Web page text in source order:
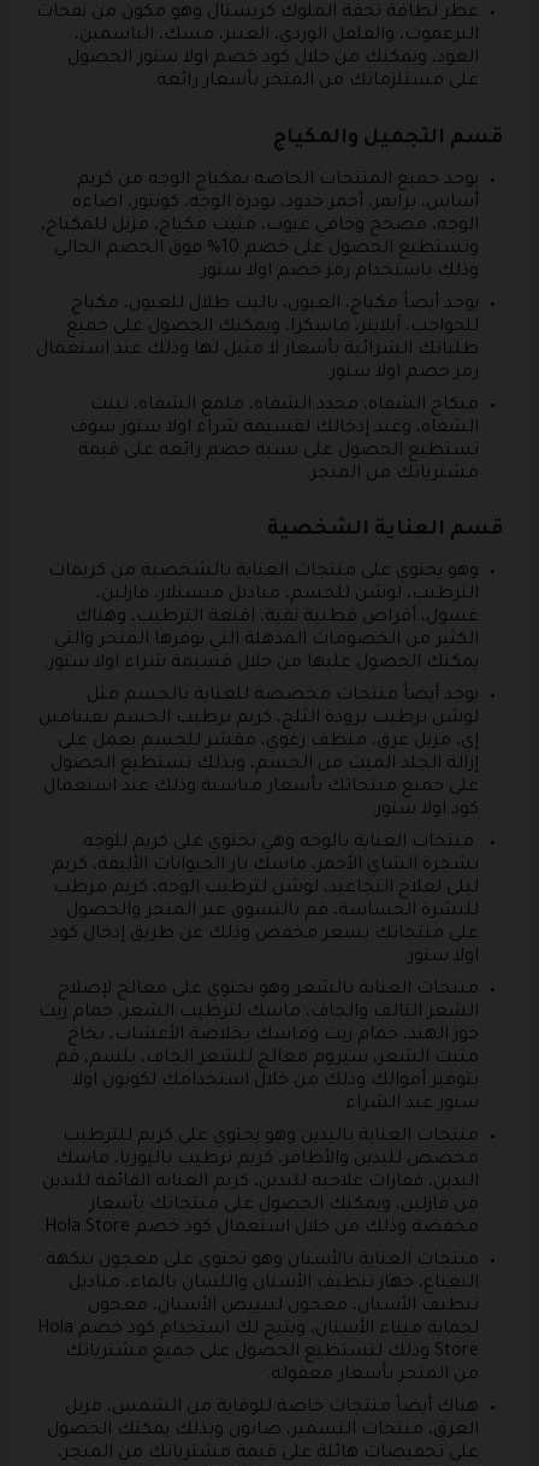
عطر لطافة تحفة الملوك كريستال وهو مكون من نفحات
البرغموت، والفلفل الوردي، العنبر، مسك، الياسمين،
العود، ويمكنك من خلال كود خصم اولا ستور الحصول
على مستلزماتك من المتجر بأسعار رائعة.
قسم التجميل والمكياج
يوجد جميع المنتجات الخاصة بمكياج الوجه من كريم
أساس، برايمر، أحمر خدود، بودرة الوجه، كونتور، اضاءه
الوجه، مصحح وخافي عيوب، مثبت مكياج، مزيل للمكياج،
وتستطيع الحصول على خصم 10% فوق الخصم الحالي
وذلك باستخدام رمز خصم اولا ستور.
يوجد أيضاً مكياج، العيون، باليت ظلال للعيون، مكياج
للحواجب، آيلاينر، ماسكرا، ويمكنك الحصول على جميع
طلباتك الشرائية بأسعار لا مثيل لها وذلك عند استعمال
رمز خصم اولا ستور.
ميكاج الشفاه، محدد الشفاه، ملمع الشفاه، تينت
الشفاه، وعند إدخالك لقسيمة شراء اولا ستور سوف
تستطيع الحصول على نسبة خصم رائعة على قيمة
مشترياتك من المتجر.
قسم العناية الشخصية
وهو يحتوي على منتجات العناية بالشخصية من كريمات
الترطيب، لوشن للجسم، مناديل ميسيلار، فازلين،
غسول، أقراص قطنية نقية، اقنعة الترطيب، وهناك
الكثير من الخصومات المذهلة التي يوفرها المتجر والتي
يمكنك الحصول عليها من خلال قسيمة شراء اولا ستور.
يوجد أيضاً منتجات مخصصة للعناية بالجسم مثل
لوشن ترطيب برودة الثلج، كريم ترطيب الجسم بفيتامين
إي، مزيل عرق، منظف رغوي، مقشر للجسم يعمل على
إزالة الجلد الميت من الجسم، وبذلك تستطيع الحصول
على جميع منتجاتك بأسعار مناسبة وذلك عند استعمال
كود اولا ستور.
منتجات العناية بالوجه وهي تحتوي على كريم للوجه
بشجرة الشاي الأحمر، ماسك بار الحيوانات الأليفة، كريم
ليلى لعلاج التجاعيد، لوشن لترطيب الوجه، كريم مرطب
للبشرة الحساسة، قم بالتسوق عبر المتجر والحصول
على منتجاتك بسعر مخفض وذلك عن طريق إدخال كود
اولا ستور.
منتجات العناية بالشعر وهو يحتوي على معالج لإصلاح
الشعر التالف والجاف، ماسك لترطيب الشعر، حمام زيت
جوز الهند، حمام زيت وماسك بخلاصة الأعشاب، بخاخ
مثبت الشعر، سيروم معالج للشعر الجاف، بلسم، قم
بتوفير أموالك وذلك من خلال استخدامك لكوبون اولا
ستور عند الشراء.
منتجات العناية باليدين وهو يحتوي على كريم للترطيب
مخصص لليدين والأظافر، كريم ترطيب باليوريا، ماسك
اليدين، قفازات علاجية لليدين، كريم العناية الفائقة لليدين
من فازلين، ويمكنك الحصول على منتجاتك بأسعار
مخفضة وذلك من خلال استعمال كود خصم Hola Store.
منتجات العناية بالأسنان وهو تحتوي على معجون بنكهة
النعناع، جهاز تنظيف الأسنان واللسان بالماء، مناديل
تنظيف الأسنان، معجون لتبييض الأسنان، معجون
لحماية ميناء الأسنان، ويتيح لك استخدام كود خصم Hola
Store وذلك لتستطيع الحصول على جميع مشترياتك
من المتجر بأسعار معقولة.
هناك أيضاً منتجات خاصة للوقاية من الشمس، مزيل
العرق، منتجات التسمير، صابون وبذلك يمكنك الحصول
على تخفيضات هائلة على قيمة مشترياتك من المتجر،